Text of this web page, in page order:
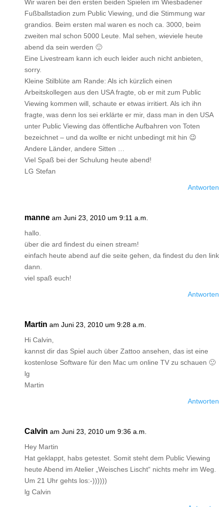
Wir waren bei den ersten beiden Spielen im Wiesbadener
Fußballstadion zum Public Viewing, und die Stimmung war
grandios. Beim ersten mal waren es noch ca. 3000, beim
zweiten mal schon 5000 Leute. Mal sehen, wieviele heute
abend da sein werden 🙂
Eine Livestream kann ich euch leider auch nicht anbieten,
sorry.
Kleine Stilblüte am Rande: Als ich kürzlich einen
Arbeitskollegen aus den USA fragte, ob er mit zum Public
Viewing kommen will, schaute er etwas irritiert. Als ich ihn
fragte, was denn los sei erklärte er mir, dass man in den USA
unter Public Viewing das öffentliche Aufbahren von Toten
bezeichnet – und da wollte er nicht unbedingt mit hin 😉
Andere Länder, andere Sitten …
Viel Spaß bei der Schulung heute abend!
LG Stefan
Antworten
manne am Juni 23, 2010 um 9:11 a.m.
hallo.
über die ard findest du einen stream!
einfach heute abend auf die seite gehen, da findest du den link
dann.
viel spaß euch!
Antworten
Martin am Juni 23, 2010 um 9:28 a.m.
Hi Calvin,
kannst dir das Spiel auch über Zattoo ansehen, das ist eine
kostenlose Software für den Mac um online TV zu schauen 🙂
lg
Martin
Antworten
Calvin am Juni 23, 2010 um 9:36 a.m.
Hey Martin
Hat geklappt, habs getestet. Somit steht dem Public Viewing
heute Abend im Atelier „Weisches Lischt“ nichts mehr im Weg.
Um 21 Uhr gehts los:-))))))
lg Calvin